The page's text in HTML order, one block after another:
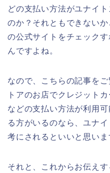
どの支払い方法がユナイ
のか？それともできない
の公式サイトをチェック
んですよね。
なので、こちらの記事を
トアのお店でクレジット
などの支払い方法が利用
る方がいるのなら、ユナ
考にされるといいと思いま
それと、これからお伝え